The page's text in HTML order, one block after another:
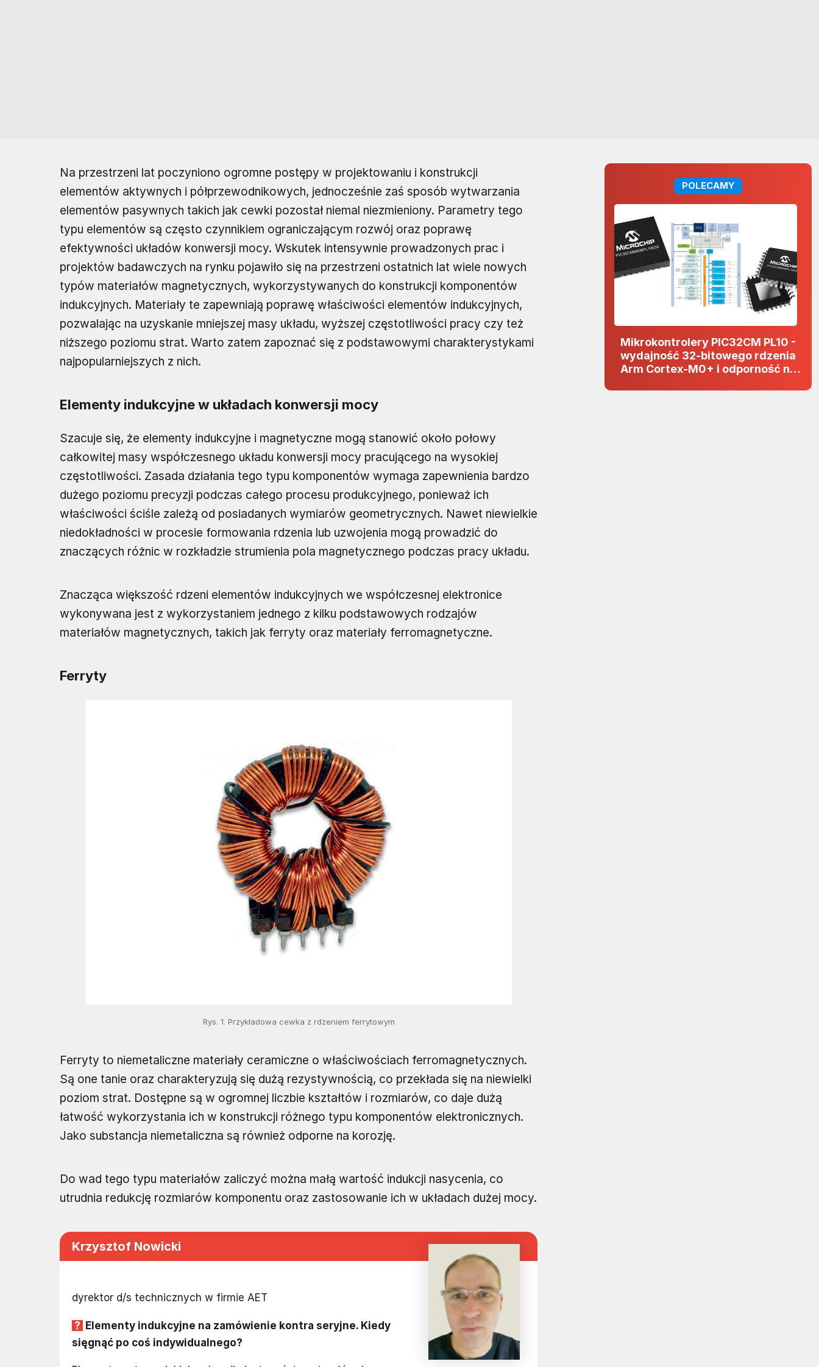
Na przestrzeni lat poczyniono ogromne postępy w projektowaniu i konstrukcji
elementów aktywnych i półprzewodnikowych, jednocześnie zaś sposób wytwarzania
elementów pasywnych takich jak cewki pozostał niemal niezmieniony. Parametry tego
typu elementów są często czynnikiem ograniczającym rozwój oraz poprawę
efektywności układów konwersji mocy. Wskutek intensywnie prowadzonych prac i
projektów badawczych na rynku pojawiło się na przestrzeni ostatnich lat wiele nowych
typów materiałów magnetycznych, wykorzystywanych do konstrukcji komponentów
indukcyjnych. Materiały te zapewniają poprawę właściwości elementów indukcyjnych,
pozwalając na uzyskanie mniejszej masy układu, wyższej częstotliwości pracy czy też
niższego poziomu strat. Warto zatem zapoznać się z podstawowymi charakterystykami
najpopularniejszych z nich.
Elementy indukcyjne w układach konwersji mocy
Szacuje się, że elementy indukcyjne i magnetyczne mogą stanowić około połowy
całkowitej masy współczesnego układu konwersji mocy pracującego na wysokiej
częstotliwości. Zasada działania tego typu komponentów wymaga zapewnienia bardzo
dużego poziomu precyzji podczas całego procesu produkcyjnego, ponieważ ich
właściwości ściśle zależą od posiadanych wymiarów geometrycznych. Nawet niewielkie
niedokładności w procesie formowania rdzenia lub uzwojenia mogą prowadzić do
znaczących różnic w rozkładzie strumienia pola magnetycznego podczas pracy układu.
Znacząca większość rdzeni elementów indukcyjnych we współczesnej elektronice
wykonywana jest z wykorzystaniem jednego z kilku podstawowych rodzajów
materiałów magnetycznych, takich jak ferryty oraz materiały ferromagnetyczne.
Ferryty
Rys. 1. Przykładowa cewka z rdzeniem ferrytowym
Ferryty to niemetaliczne materiały ceramiczne o właściwościach ferromagnetycznych.
Są one tanie oraz charakteryzują się dużą rezystywnością, co przekłada się na niewielki
poziom strat. Dostępne są w ogromnej liczbie kształtów i rozmiarów, co daje dużą
łatwość wykorzystania ich w konstrukcji różnego typu komponentów elektronicznych.
Jako substancja niemetaliczna są również odporne na korozję.
Do wad tego typu materiałów zaliczyć można małą wartość indukcji nasycenia, co
utrudnia redukcję rozmiarów komponentu oraz zastosowanie ich w układach dużej mocy.
Krzysztof Nowicki
dyrektor d/s technicznych w firmie AET
Elementy indukcyjne na zamówienie kontra seryjne. Kiedy
sięgnąć po coś indywidualnego?
POLECAMY
Mikrokontrolery PIC32CM PL10 -
wydajność 32-bitowego rdzenia
Arm Cortex-M0+ i odporność na